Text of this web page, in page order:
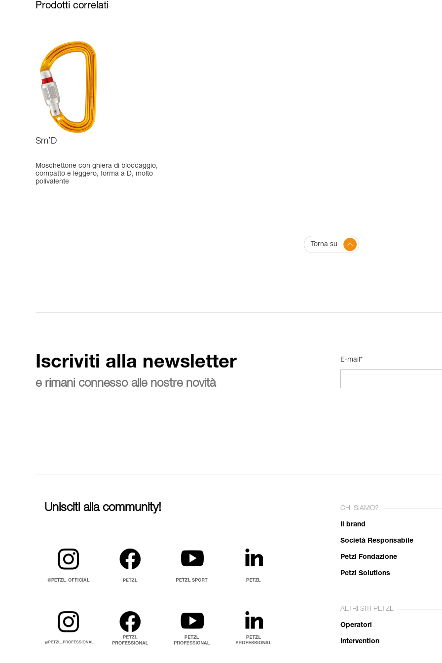
Prodotti correlati
Sm’D
Moschettone con ghiera di bloccaggio,
compatto e leggero, forma a D, molto
polivalente
Torna su
Iscriviti alla newsletter
e rimani connesso alle nostre novità
E-mail*
Unisciti alla community! CHI SIAMO?
Il brand
Società Responsabile
Petzl Fondazione
Petzl Solutions
ALTRI SITI PETZL
Operatori
Intervention